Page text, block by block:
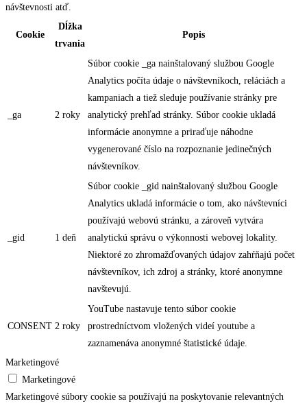
návštevnosti atď.
Cookie
Dĺžka
trvania
Popis
_ga 2 roky
Súbor cookie _ga nainštalovaný službou Google
Analytics počíta údaje o návštevníkoch, reláciách a
kampaniach a tiež sleduje používanie stránky pre
analytický prehľad stránky. Súbor cookie ukladá
informácie anonymne a priraďuje náhodne
vygenerované číslo na rozpoznanie jedinečných
návštevníkov.
_gid 1 deň
Súbor cookie _gid nainštalovaný službou Google
Analytics ukladá informácie o tom, ako návštevníci
používajú webovú stránku, a zároveň vytvára
analytickú správu o výkonnosti webovej lokality.
Niektoré zo zhromažďovaných údajov zahŕňajú počet
návštevníkov, ich zdroj a stránky, ktoré anonymne
navštevujú.
CONSENT 2 roky
YouTube nastavuje tento súbor cookie
prostredníctvom vložených videí youtube a
zaznamenáva anonymné štatistické údaje.
Marketingové
Marketingové
Marketingové súbory cookie sa používajú na poskytovanie relevantných